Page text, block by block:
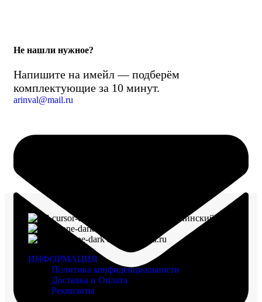
Не нашли нужное?
Напишите на имейл — подберём
комплектующие за 10 минут.
arinval@mail.ru
г. Воронеж, пр-кт Ленинский, д. 221
arinval@mail.ru
ИНФОРМАЦИЯ
Политика конфиденциальности
Доставка и Оплата
Реквизиты